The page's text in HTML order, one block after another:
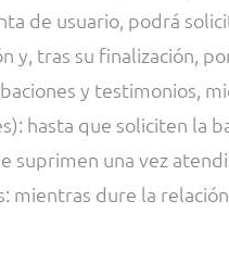
de usuario, podrá
y, tras su finalización,
y testimonios,
hasta que soliciten la
suprimen una vez
mientras dure la